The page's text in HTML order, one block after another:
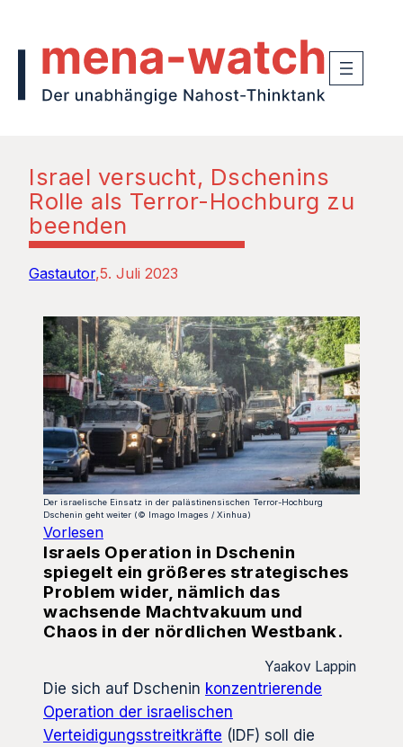
Israel versucht, Dschenins
Rolle als Terror-Hochburg zu
beenden
Gastautor 5. Juli 2023
Der israelische Einsatz in der palästinensischen Terror-Hochburg
Dschenin geht weiter (© Imago Images / Xinhua)
Vorlesen
Israels Operation in Dschenin
spiegelt ein größeres strategisches
Problem wider, nämlich das
wachsende Machtvakuum und
Chaos in der nördlichen Westbank.
Yaakov Lappin
Die sich auf Dschenin konzentrierende
Operation der israelischen
Verteidigungsstreitkräfte (IDF) soll die